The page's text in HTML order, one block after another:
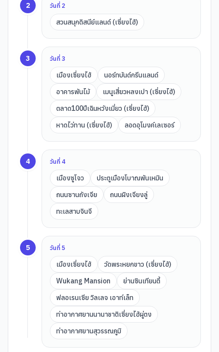
2 วันที่ 2
สวนสนุกดิสนีย์แลนด์ (เซี่ยงไฮ้)
3 วันที่3
เมืองเซี่ยงไฮ้
นอร์ทบันด์กรีนแลนด์
อาคารพันไม้
เมนูเสี่ยวหลงเปา (เซี่ยงไฮ้)
ตลาด100ปีเฉินหวังเมี่ยว (เซี่ยงไฮ้)
หาดไว่ทาน (เซี่ยงไฮ้)
ลอดอุโมงค์เลเซอร์
4 วันที่ 4
เมืองซูโจว
ประตูเมืองโบาณพันเหมิน
ถนนซานถังเจีย
ถนนผิงเจียงลู่
ทะเลสาบจินจี
5 วันที่5
เมืองเซี่ยงไฮ้
วัดพระหยกขาว (เซี่ยงไฮ้)
Wukang Mansion
ย่านซินเทียนตี้
ฟลอเรนเซีย วิลเลจ เอาท์เล็ท
ท่าอากาศยานนานาชาติเซี่ยงไฮ้ผู่ตง
ท่าอากาศยานสุวรรณภูมิ